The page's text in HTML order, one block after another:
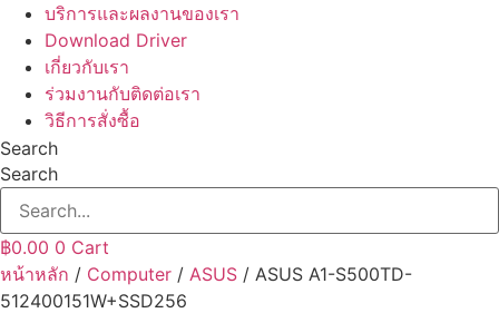
บริการและผลงานของเรา
Download Driver
เกี่ยวกับเรา
ร่วมงานกับติดต่อเรา
วิธีการสั่งซื้อ
Search
Search
฿0.00 0 Cart
หน้าหลัก / Computer / ASUS / ASUS A1-S500TD-
512400151W+SSD256